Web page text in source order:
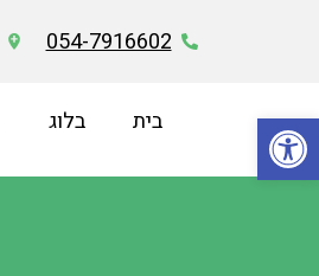
פתח סרגל נגישות
054-7916602
בית בלוג